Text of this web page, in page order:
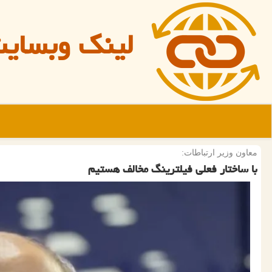
لینک
معاون وزیر ارتباطات:
با ساختار فعلی فیلترینگ مخالف هستیم